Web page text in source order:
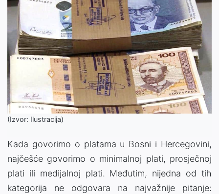
(Izvor: Ilustracija)
Kada govorimo o platama u Bosni i Hercegovini,
najčešće govorimo o minimalnoj plati, prosječnoj
plati ili medijalnoj plati. Međutim, nijedna od tih
kategorija ne odgovara na najvažnije pitanje: